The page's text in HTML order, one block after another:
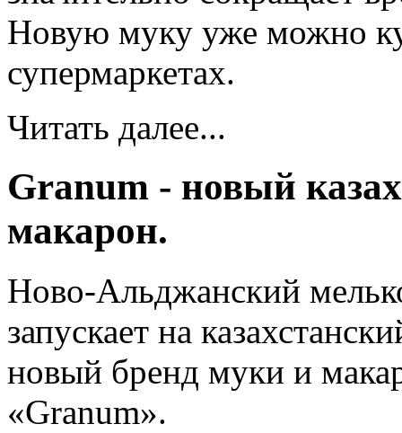
Новую муку уже можно
супермаркетах.
Читать далее...
Granum - новый
макарон.
Ново-Альджанский
запускает на
новый бренд муки и
«Granum».